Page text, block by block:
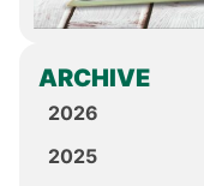
ARCHIVE
2026
2025